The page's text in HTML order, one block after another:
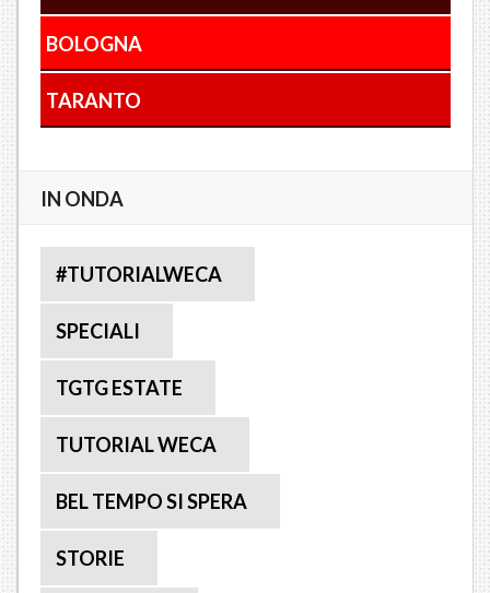
BOLOGNA
TARANTO
IN ONDA
#TUTORIALWECA
SPECIALI
TGTG ESTATE
TUTORIAL WECA
BEL TEMPO SI SPERA
STORIE